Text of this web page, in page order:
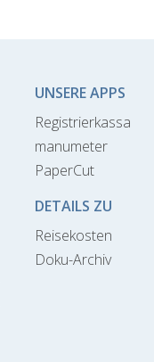
UNSERE APPS
Registrierkassa
manumeter
PaperCut
DETAILS ZU
Reisekosten
Doku-Archiv